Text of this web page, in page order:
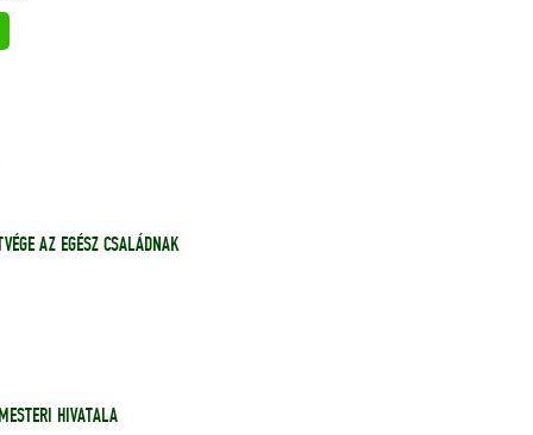
AZ EGÉSZ CSALÁDNAK
HIVATALA